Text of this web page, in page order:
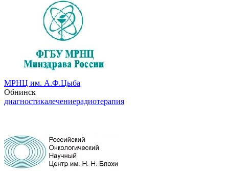
МРНЦ им. А.Ф.Цыба
Обнинск
диагностикалечениерадиотерапия